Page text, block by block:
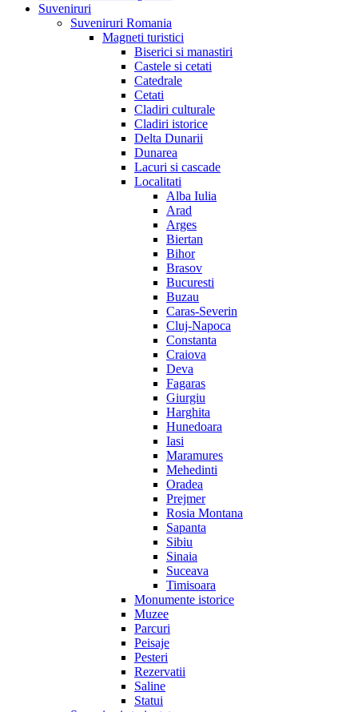
Suveniruri
Suveniruri Romania
Magneti turistici
Biserici si manastiri
Castele si cetati
Catedrale
Cetati
Cladiri culturale
Cladiri istorice
Delta Dunarii
Dunarea
Lacuri si cascade
Localitati
Alba Iulia
Arad
Arges
Biertan
Bihor
Brasov
Bucuresti
Buzau
Caras-Severin
Cluj-Napoca
Constanta
Craiova
Deva
Fagaras
Giurgiu
Harghita
Hunedoara
Iasi
Maramures
Mehedinti
Oradea
Prejmer
Rosia Montana
Sapanta
Sibiu
Sinaia
Suceava
Timisoara
Monumente istorice
Muzee
Parcuri
Peisaje
Pesteri
Rezervatii
Saline
Statui